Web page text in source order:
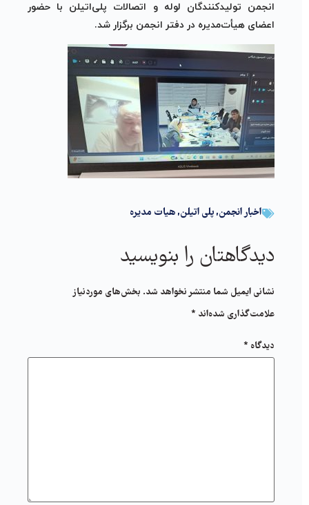
انجمن تولیدکنندگان لوله و اتصالات پلی‌اتیلن با حضور
اعضای هیأت‌مدیره در دفتر انجمن برگزار شد.
اخبار انجمن,پلی اتیلن,هیات مدیره
دیدگاهتان را بنویسید
نشانی ایمیل شما منتشر نخواهد شد. بخش‌های موردنیاز
علامت‌گذاری شده‌اند *
دیدگاه *